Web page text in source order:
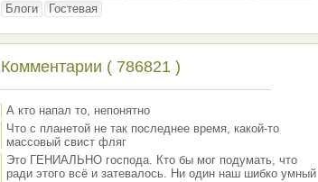
Блоги
Гостевая
Комментарии ( 786821 )
А кто напал то, непонятно
Что с планетой не так последнее время, какой-то
массовый свист фляг
Это ГЕНИАЛЬНО господа. Кто бы мог подумать, что
ради этого всё и затевалось. Ни один наш шибко умный